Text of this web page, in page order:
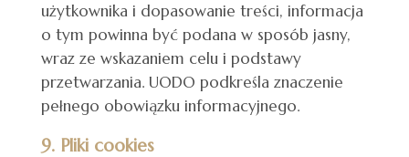
użytkownika i dopasowanie treści, informacja
o tym powinna być podana w sposób jasny,
wraz ze wskazaniem celu i podstawy
przetwarzania. UODO podkreśla znaczenie
pełnego obowiązku informacyjnego.
9. Pliki cookies